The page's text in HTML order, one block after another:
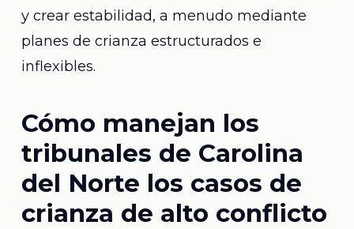
y crear estabilidad, a menudo mediante
planes de crianza estructurados e
inflexibles.
Cómo manejan los
tribunales de Carolina
del Norte los casos de
crianza de alto conflicto